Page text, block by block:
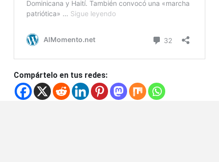
Compártelo en tus redes: